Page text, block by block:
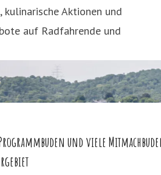
Aktionen und
auf Radfahrende und
und viele